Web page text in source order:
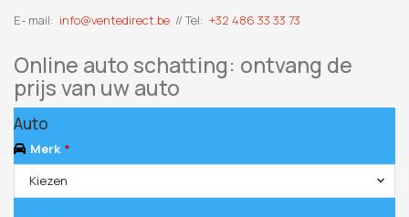
E- mail: info@ventedirect.be // Tel: +32 486 33 33 73
Online auto schatting: ontvang de
prijs van uw auto
Auto
Merk *
Kiezen